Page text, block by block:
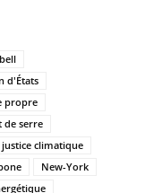
d'États
propre
de serre
justice climatique
New-York